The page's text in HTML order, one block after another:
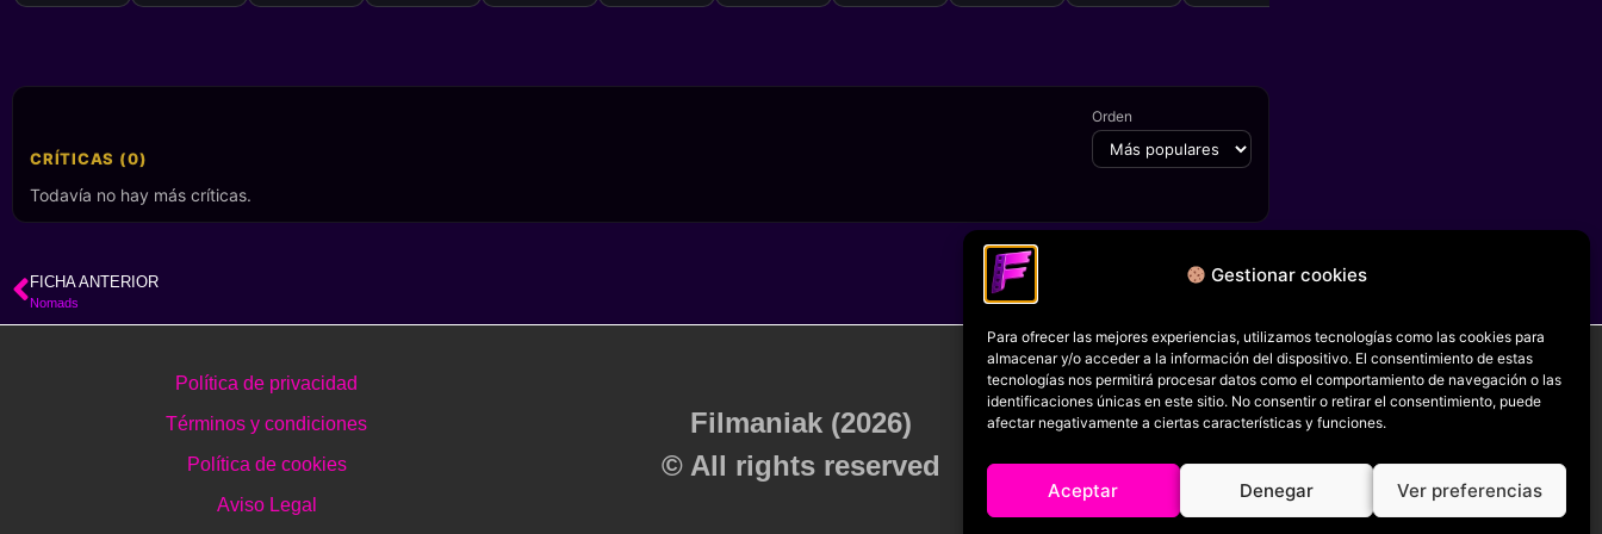
Gestionar cookies
Para ofrecer las mejores experiencias, utilizamos tecnologías como las cookies para
almacenar y/o acceder a la información del dispositivo. El consentimiento de estas
tecnologías nos permitirá procesar datos como el comportamiento de navegación o las
identificaciones únicas en este sitio. No consentir o retirar el consentimiento, puede
afectar negativamente a ciertas características y funciones.
Aceptar Denegar Ver preferencias
Bennett, Cyril
CRÍTICAS (0)
Orden
Todavía no hay más críticas.
FICHA ANTERIOR
Nomads
FICHA SIGUIENTE
Política de privacidad
Términos y condiciones
Política de cookies
Aviso Legal
Filmaniak (2026)
© All rights reserved
RRSS